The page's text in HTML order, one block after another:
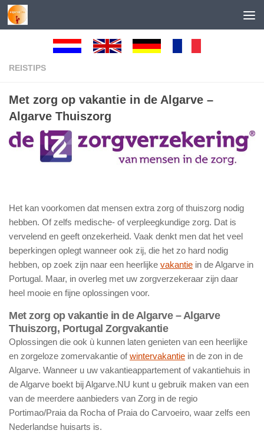
Skip to content
REISTIPS
Met zorg op vakantie in de Algarve –
Algarve Thuiszorg
Het kan voorkomen dat mensen extra zorg of thuiszorg nodig
hebben. Of zelfs medische- of verpleegkundige zorg. Dat is
vervelend en geeft onzekerheid. Vaak denkt men dat het veel
beperkingen oplegt wanneer ook zij, die het zo hard nodig
hebben, op zoek zijn naar een heerlijke vakantie in de Algarve in
Portugal. Maar, in overleg met uw zorgverzekeraar zijn daar
heel mooie en fijne oplossingen voor.
Met zorg op vakantie in de Algarve – Algarve
Thuiszorg, Portugal Zorgvakantie
Oplossingen die ook ù kunnen laten genieten van een heerlijke
en zorgeloze zomervakantie ofwintervakantie in de zon in de
Algarve. Wanneer u uw vakantieappartement of vakantiehuis in
de Algarve boekt bij Algarve.NU kunt u gebruik maken van een
van de meerdere aanbieders van Zorg in de regio
Portimao/Praia da Rocha of Praia do Carvoeiro, waar zelfs een
Nederlandse huisarts is.